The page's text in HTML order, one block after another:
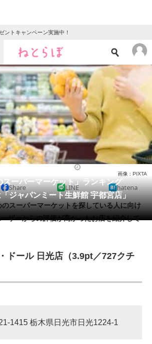
ントキャンペーン実施中！
ニュース
クイズ
地域
教育・育児
リサーチ
総合ページ
スーパーマーケット」ランキング
ジャパンミート生鮮館 宇都宮店」
画像：PIXTA
Share LINE hatena
スーパーマーケットを探している人に向け
ザーからの評価が高かったお店を紹介して
ドール 日光店（3.9pt／727クチ
1415 栃木県日光市日光1224-1